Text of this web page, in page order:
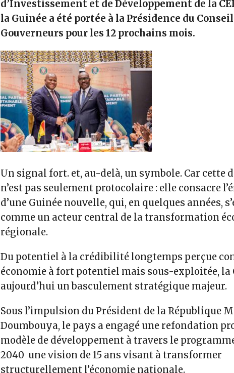
d’Investissement et de Développement de la
la Guinée a été portée à la Présidence du
Gouverneurs pour les 12 prochains mois.
Un signal fort. et, au-delà, un symbole. Car cette
n’est pas seulement protocolaire : elle consacre
d’une Guinée nouvelle, qui, en quelques années,
comme un acteur central de la transformation
régionale.
Du potentiel à la crédibilité longtemps perçue
économie à fort potentiel mais sous-exploitée, la
aujourd’hui un basculement stratégique majeur.
Sous l’impulsion du Président de la République
Doumbouya, le pays a engagé une refondation
modèle de développement à travers le
2040 une vision de 15 ans visant à transformer
structurellement l’économie nationale.